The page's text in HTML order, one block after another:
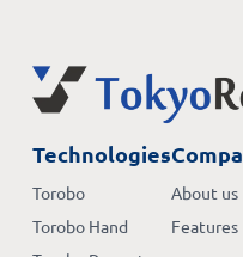
Technologies
Torobo
Torobo Hand
About us
Features